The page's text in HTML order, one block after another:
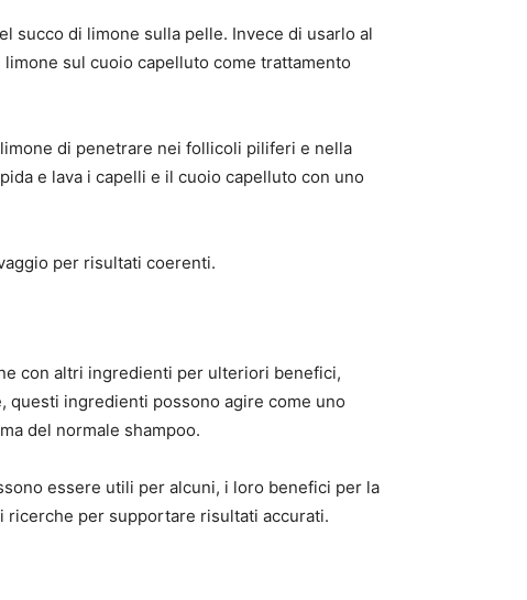
succo di limone sulla pelle. Invece di usarlo al
sul cuoio capelluto come trattamento
di penetrare nei follicoli piliferi e nella
e lava i capelli e il cuoio capelluto con uno
per risultati coerenti.
con altri ingredienti per ulteriori benefici,
questi ingredienti possono agire come uno
del normale shampoo.
essere utili per alcuni, i loro benefici per la
per supportare risultati accurati.